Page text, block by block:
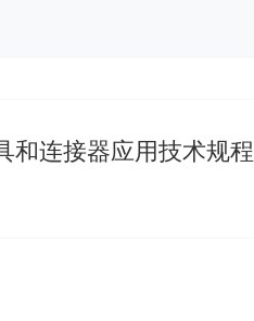
和连接器应用技术规程